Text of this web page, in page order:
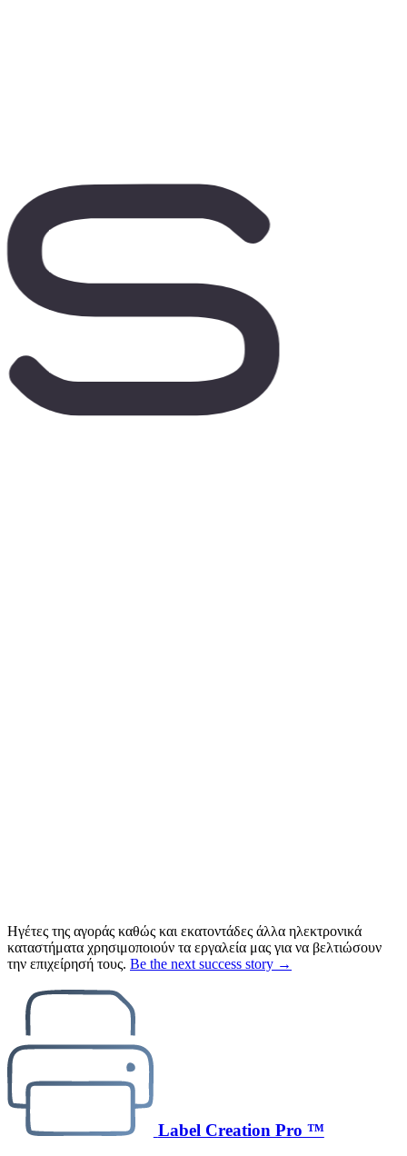
Ηγέτες της αγοράς καθώς και εκατοντάδες άλλα ηλεκτρονικά
καταστήματα χρησιμοποιούν τα εργαλεία μας για να βελτιώσουν
την επιχείρησή τους. Be the next success story →
Label Creation Pro ™